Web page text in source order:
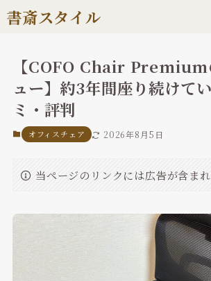
書斎スタイル
【COFO Chair Premium
ュー】約3年間座り続けて
ミ・評判
オフィスチェア 2026年8月5日
当ページのリンクには広告が含まれ